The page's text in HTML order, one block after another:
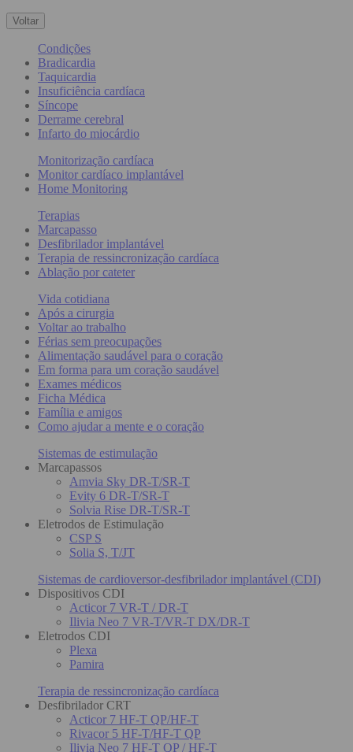
Voltar
Condições
Bradicardia
Taquicardia
Insuficiência cardíaca
Síncope
Derrame cerebral
Infarto do miocárdio
Monitorização cardíaca
Monitor cardíaco implantável
Home Monitoring
Terapias
Marcapasso
Desfibrilador implantável
Terapia de ressincronização cardíaca
Ablação por cateter
Vida cotidiana
Após a cirurgia
Voltar ao trabalho
Férias sem preocupações
Alimentação saudável para o coração
Em forma para um coração saudável
Exames médicos
Ficha Médica
Família e amigos
Como ajudar a mente e o coração
Sistemas de estimulação
Marcapassos
Amvia Sky DR-T/SR-T
Evity 6 DR-T/SR-T
Solvia Rise DR-T/SR-T
Eletrodos de Estimulação
CSP S
Solia S, T/JT
Sistemas de cardioversor-desfibrilador implantável (CDI)
Dispositivos CDI
Acticor 7 VR-T / DR-T
Ilivia Neo 7 VR-T/VR-T DX/DR-T
Eletrodos CDI
Plexa
Pamira
Terapia de ressincronização cardíaca
Desfibrilador CRT
Acticor 7 HF-T QP/HF-T
Rivacor 5 HF-T/HF-T QP
Ilivia Neo 7 HF-T QP / HF-T